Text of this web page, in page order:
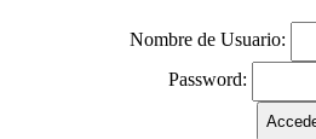
Nombre de Usuario:
Password: